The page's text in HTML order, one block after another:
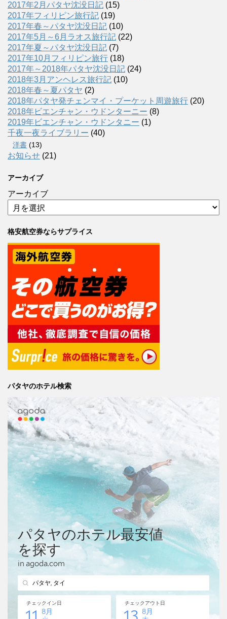
2017年2月パタヤ沈没日記 (15)
2017年フィリピン旅行記 (19)
2017年春～パタヤ沈没日記 (10)
2017年5月～6月ラオス旅行記 (22)
2017年夏～パタヤ沈没日記 (7)
2017年10月フィリピン旅行 (18)
2017年～2018年パタヤ沈没日記 (24)
2018年3月アンヘレス旅行記 (10)
2018年春～夏パタヤ (2)
2018年パタヤ発チェンマイ・プーケット周遊旅行 (20)
2018年ビエンチャン・ウドンターニー (8)
2019年ビエンチャン・ウドンタニー (1)
千夜一夜ライブラリー (40)
洋書 (13)
お知らせ (21)
アーカイブ
アーカイブ
格安航空券ならサプライス
パタヤのホテル検索